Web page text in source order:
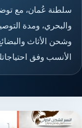
سلطنة عُمان، مع
والبحري، ومدة
وشحن الأثاث
الأنسب وفق